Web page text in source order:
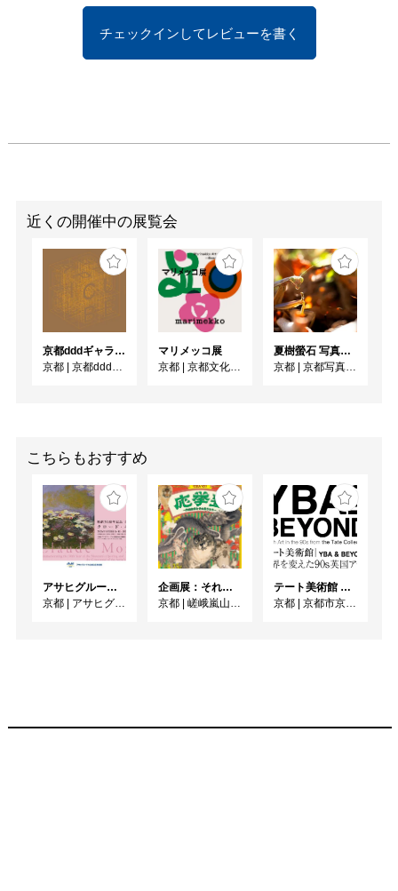
チェックインしてレビューを書く
近くの開催中の展覧会
京都dddギャラリー第252回企画展 GRAPHIC CUBE –シアターポスター DNPグラフィックデザイン・アーカイブより
京都
京都dddギャラリー
マリメッコ展
京都
京都文化博物館
夏樹螢石 写真展「四季彩ノ国」
京都
京都写真美術館 ギャラリー・ジャパネスク
こちらもおすすめ
アサヒグループ大山崎山荘美術館 開館30周年記念展「没後100年 クロード・モネ」
京都
アサヒグループ大山崎山荘美術館
企画展：それいけ！ 応挙塾 －円山応挙とその弟子たち－
京都
嵯峨嵐山文華館
テート美術館 ― YBA & BEYOND 世界を変えた90s英国アート
京都
京都市京セラ美術館